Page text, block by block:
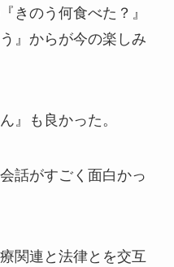
きのう何食べた？』
』からが今の楽しみ
』も良かった。
話がすごく面白かっ
関連と法律とを交互